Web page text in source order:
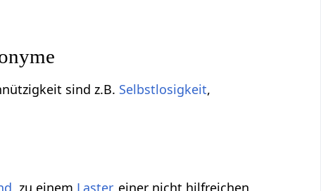
sind z.B. Selbstlosigkeit,
, zu einem Laster, einer nicht hilfreichen